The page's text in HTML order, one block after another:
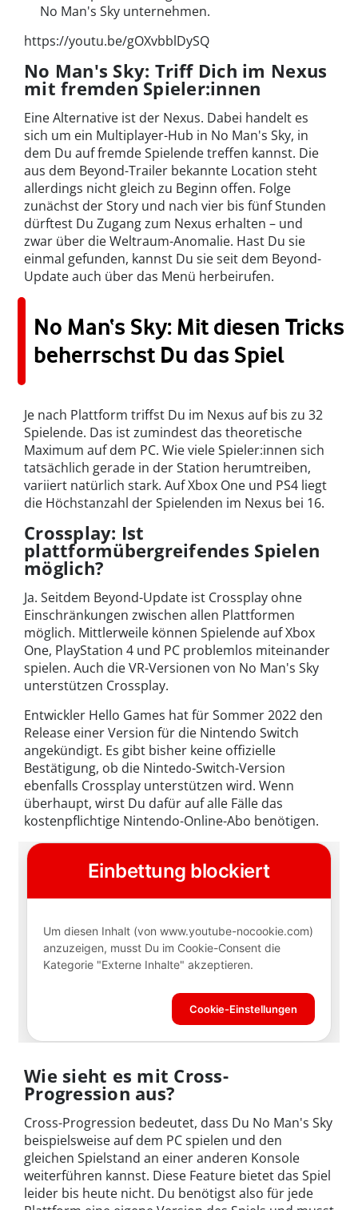
No Man's Sky unternehmen.
https://youtu.be/gOXvbblDySQ
No Man's Sky: Triff Dich im Nexus
mit fremden Spieler:innen
Eine Alternative ist der Nexus. Dabei handelt es
sich um ein Multiplayer-Hub in No Man's Sky, in
dem Du auf fremde Spielende treffen kannst. Die
aus dem Beyond-Trailer bekannte Location steht
allerdings nicht gleich zu Beginn offen. Folge
zunächst der Story und nach vier bis fünf Stunden
dürftest Du Zugang zum Nexus erhalten – und
zwar über die Weltraum-Anomalie. Hast Du sie
einmal gefunden, kannst Du sie seit dem Beyond-
Update auch über das Menü herbeirufen.
No Man‘s Sky: Mit diesen Tricks
beherrschst Du das Spiel
Je nach Plattform triffst Du im Nexus auf bis zu 32
Spielende. Das ist zumindest das theoretische
Maximum auf dem PC. Wie viele Spieler:innen sich
tatsächlich gerade in der Station herumtreiben,
variiert natürlich stark. Auf Xbox One und PS4 liegt
die Höchstanzahl der Spielenden im Nexus bei 16.
Crossplay: Ist
plattformübergreifendes Spielen
möglich?
Ja. Seitdem Beyond-Update ist Crossplay ohne
Einschränkungen zwischen allen Plattformen
möglich. Mittlerweile können Spielende auf Xbox
One, PlayStation 4 und PC problemlos miteinander
spielen. Auch die VR-Versionen von No Man's Sky
unterstützen Crossplay.
Entwickler Hello Games hat für Sommer 2022 den
Release einer Version für die Nintendo Switch
angekündigt. Es gibt bisher keine offizielle
Bestätigung, ob die Nintedo-Switch-Version
ebenfalls Crossplay unterstützen wird. Wenn
überhaupt, wirst Du dafür auf alle Fälle das
kostenpflichtige Nintendo-Online-Abo benötigen.
Wie sieht es mit Cross-
Progression aus?
Cross-Progression bedeutet, dass Du No Man's Sky
beispielsweise auf dem PC spielen und den
gleichen Spielstand an einer anderen Konsole
weiterführen kannst. Diese Feature bietet das Spiel
leider bis heute nicht. Du benötigst also für jede